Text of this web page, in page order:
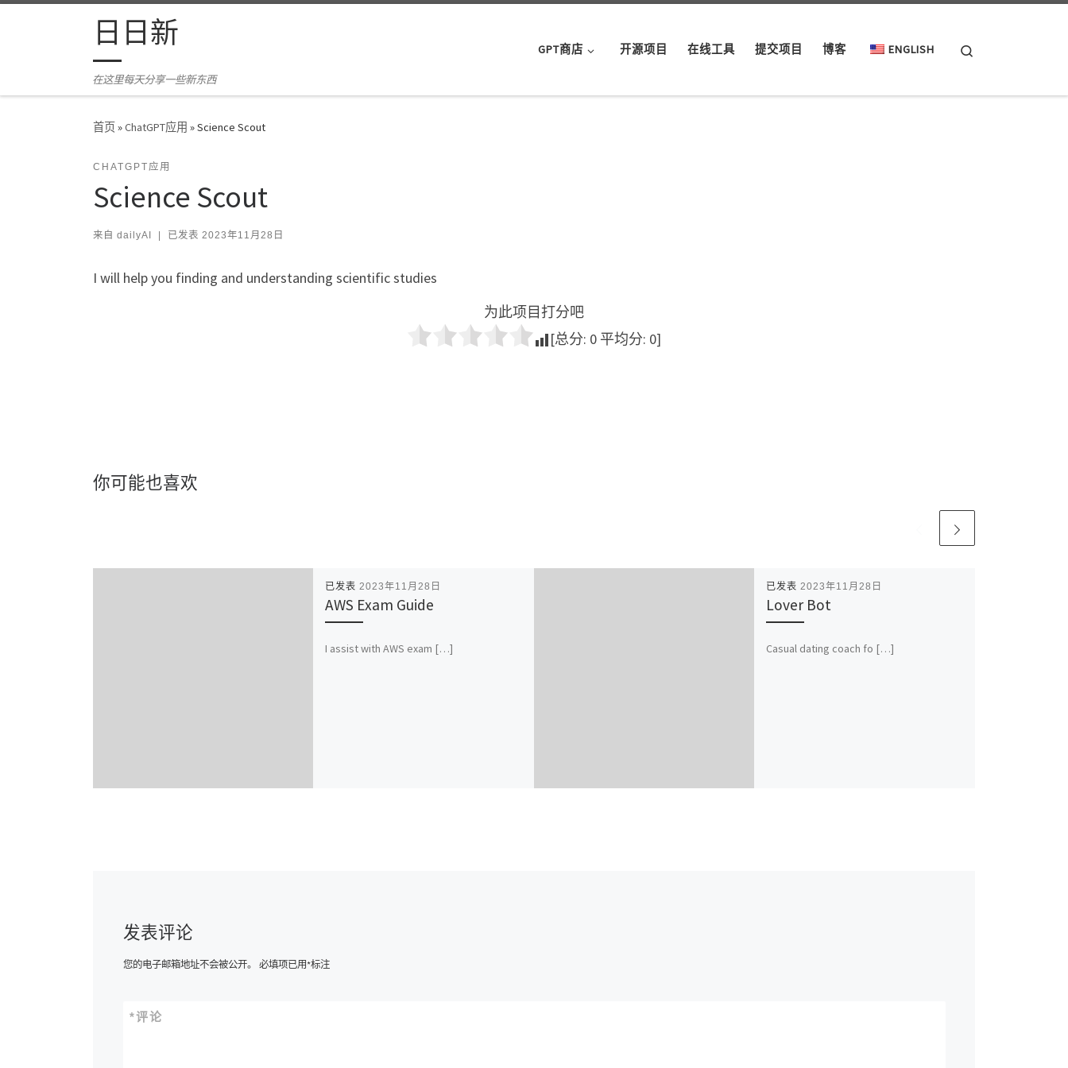
Skip to content日日新
在这里每天分享一些新东西
GPT商店 开源项目 在线工具 提交项目 博客 ENGLISH
首页»ChatGPT应用 »Science Scout
CHATGPT应用
Science Scout
来自 dailyAI 已发表 2023年11月28日
I will help you finding and understanding scientific studies
为此项目打分吧
[总分: 0 平均分: 0]
你可能也喜欢
已发表 2023年11月28日
AWS Exam Guide
I assist with AWS exam […]
已发表 2023年11月28日
Lover Bot
Casual dating coach fo […]
发表评论
您的电子邮箱地址不会被公开。 必填项已用*标注
评论
*